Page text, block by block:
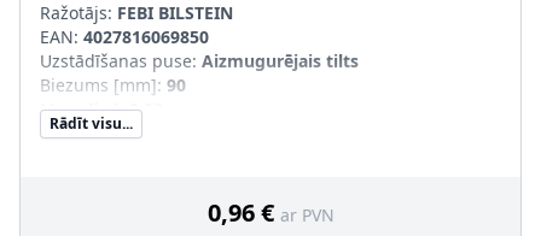
Ražotājs: FEBI BILSTEIN
EAN: 4027816069850
Uzstādīšanas puse: Aizmugurējais tilts
Biezums [mm]: 90
Masa [kg]:0,03
Materiāls:Plastmasa
Rādīt visu...
0,96 € ar PVN